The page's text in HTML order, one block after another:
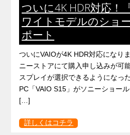
ついに4K HDR対応！
ワイトモデルのショ
ポート
ついにVAIOが4K HDR対応になり
ニーストアにて購入申し込みが可
スプレイが選択できるようになっ
PC「VAIO S15」がソニーショー
[…]
詳しくはコチラ